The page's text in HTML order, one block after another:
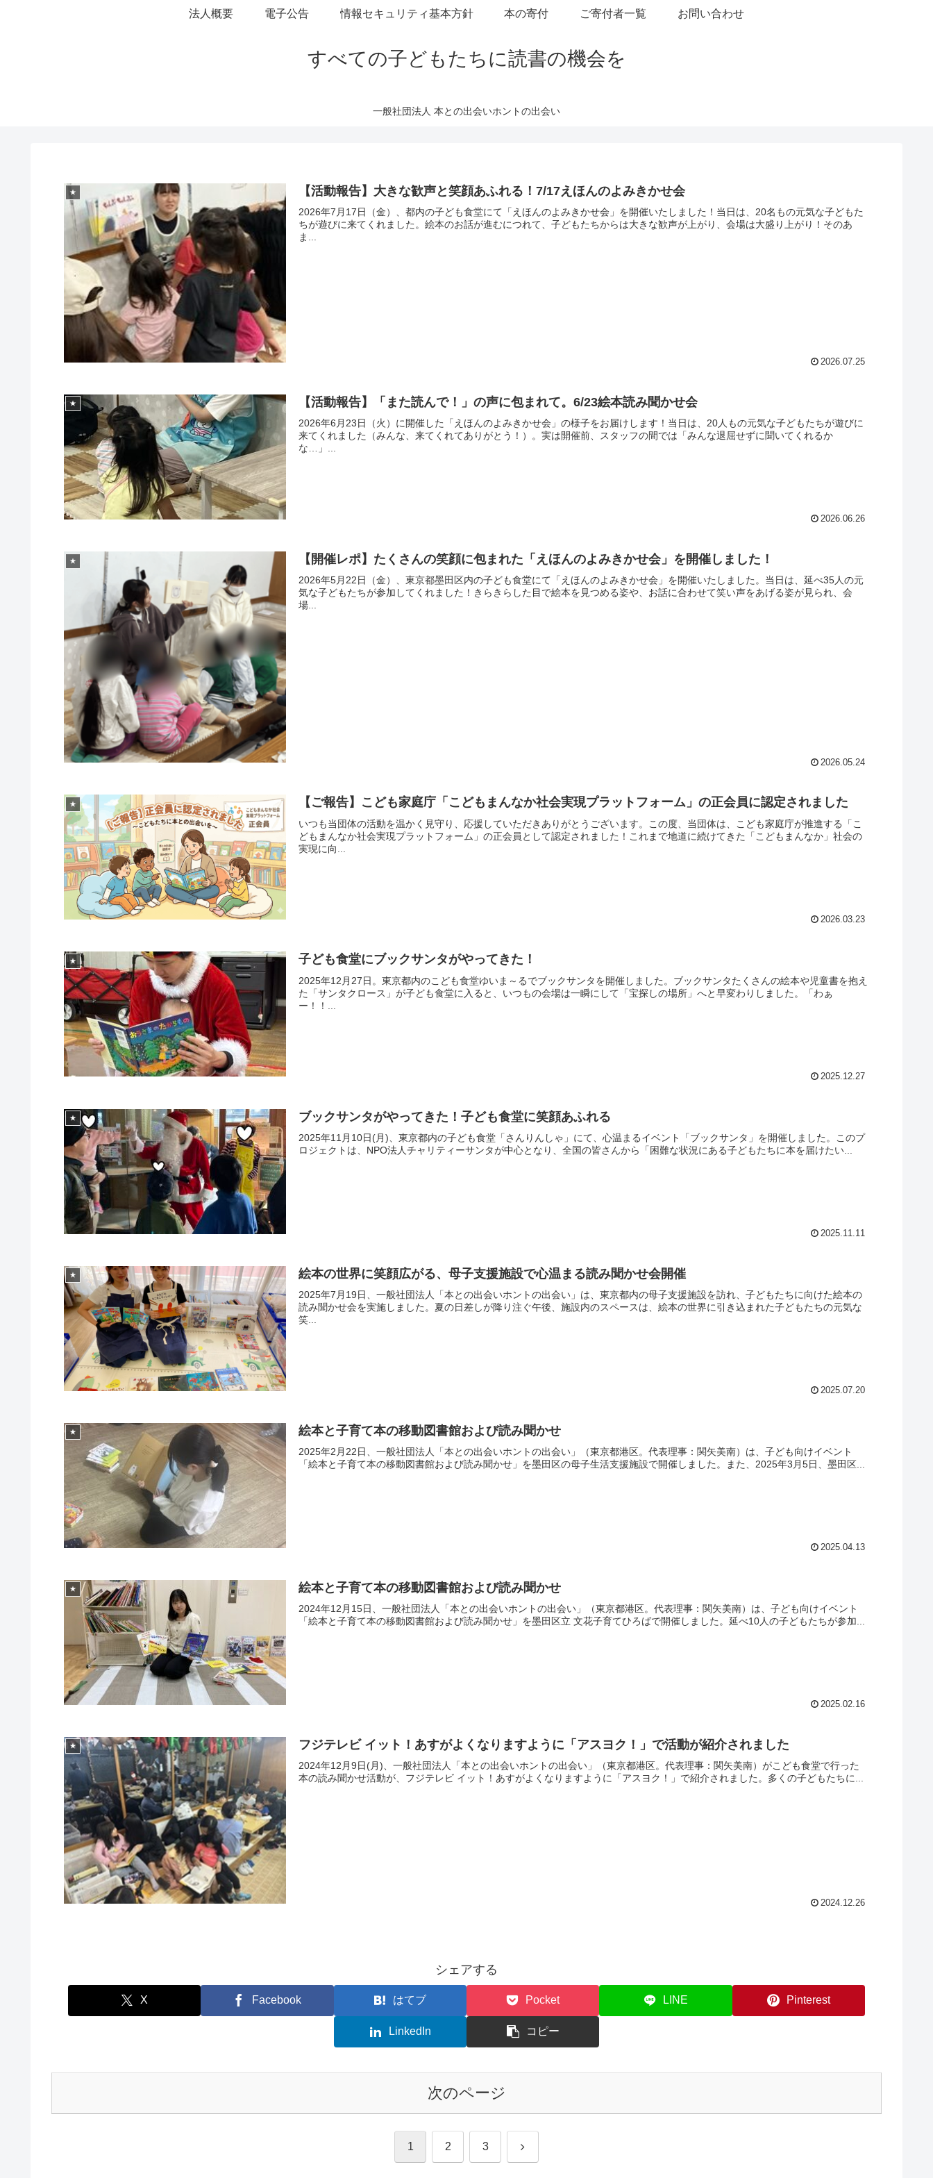
すべての子どもたちに読書の機会を
一般社団法人 本との出会いホントの出会い
法人概要 電子公告 情報セキュリティ基本方針 本の寄付 ご寄付者一覧 お問い合わせ
★ 【活動報告】大きな歓声と笑顔あふれる！7/17えほんのよみきかせ会
2026年7月17日（金）、都内の子ども食堂にて「えほんのよみきかせ会」を開催いたしました！当日は、20名もの元気な子どもた
ちが遊びに来てくれました。絵本のお話が進むにつれて、子どもたちからは大きな歓声が上がり、会場は大盛り上がり！そのあ
ま...
2026.07.25
★ 【活動報告】「また読んで！」の声に包まれて。6/23絵本読み聞かせ会
2026年6月23日（火）に開催した「えほんのよみきかせ会」の様子をお届けします！当日は、20人もの元気な子どもたちが遊びに
来てくれました（みんな、来てくれてありがとう！）。実は開催前、スタッフの間では「みんな退屈せずに聞いてくれるか
な…」...
2026.06.26
★ 【開催レポ】たくさんの笑顔に包まれた「えほんのよみきかせ会」を開催しました！
2026年5月22日（金）、東京都墨田区内の子ども食堂にて「えほんのよみきかせ会」を開催いたしました。当日は、延べ35人の元
気な子どもたちが参加してくれました！きらきらした目で絵本を見つめる姿や、お話に合わせて笑い声をあげる姿が見られ、会
場...
2026.05.24
★ 【ご報告】こども家庭庁「こどもまんなか社会実現プラットフォーム」の正会員に認定されました
いつも当団体の活動を温かく見守り、応援していただきありがとうございます。この度、当団体は、こども家庭庁が推進する「こ
どもまんなか社会実現プラットフォーム」の正会員として認定されました！これまで地道に続けてきた「こどもまんなか」社会の
実現に向...
2026.03.23
★ 子ども食堂にブックサンタがやってきた！
2025年12月27日。東京都内のこども食堂ゆいま～るでブックサンタを開催しました。ブックサンタたくさんの絵本や児童書を抱え
た「サンタクロース」が子ども食堂に入ると、いつもの会場は一瞬にして「宝探しの場所」へと早変わりしました。「わぁ
ー！！...
2025.12.27
★ ブックサンタがやってきた！子ども食堂に笑顔あふれる
2025年11月10日(月)、東京都内の子ども食堂「さんりんしゃ」にて、心温まるイベント「ブックサンタ」を開催しました。このプ
ロジェクトは、NPO法人チャリティーサンタが中心となり、全国の皆さんから「困難な状況にある子どもたちに本を届けたい...
2025.11.11
★ 絵本の世界に笑顔広がる、母子支援施設で心温まる読み聞かせ会開催
2025年7月19日、一般社団法人「本との出会いホントの出会い」は、東京都内の母子支援施設を訪れ、子どもたちに向けた絵本の
読み聞かせ会を実施しました。夏の日差しが降り注ぐ午後、施設内のスペースは、絵本の世界に引き込まれた子どもたちの元気な
笑...
2025.07.20
★ 絵本と子育て本の移動図書館および読み聞かせ
2025年2月22日、一般社団法人「本との出会いホントの出会い」（東京都港区。代表理事：関矢美南）は、子ども向けイベント
「絵本と子育て本の移動図書館および読み聞かせ」を墨田区の母子生活支援施設で開催しました。また、2025年3月5日、墨田区...
2025.04.13
★ 絵本と子育て本の移動図書館および読み聞かせ
2024年12月15日、一般社団法人「本との出会いホントの出会い」（東京都港区。代表理事：関矢美南）は、子ども向けイベント
「絵本と子育て本の移動図書館および読み聞かせ」を墨田区立 文花子育てひろばで開催しました。延べ10人の子どもたちが参加...
2025.02.16
★ フジテレビ イット！あすがよくなりますように「アスヨク！」で活動が紹介されました
2024年12月9日(月)、一般社団法人「本との出会いホントの出会い」（東京都港区。代表理事：関矢美南）がこども食堂で行った
本の読み聞かせ活動が、フジテレビ イット！あすがよくなりますように「アスヨク！」で紹介されました。多くの子どもたちに...
2024.12.26
シェアする
X Facebook はてブ Pocket LINE Pinterest
LinkedIn コピー
次のページ
1 2 3 次